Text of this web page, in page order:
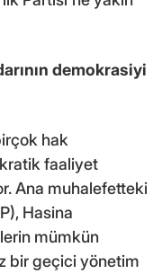
demokrasiyi
hak
faaliyet
Ana muhalefetteki
Hasina
mümkün
bir geçici yönetim